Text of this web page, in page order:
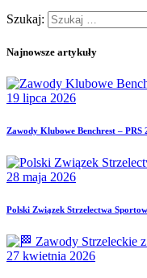
Szukaj:
Najnowsze artykuły
19 lipca 2026
Zawody Klubowe Benchrest – PRS
28 maja 2026
Polski Związek Strzelectwa
27 kwietnia 2026